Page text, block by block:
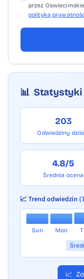
przez
polityką
📊 Statystyki
203
Odwiedziny
4.8/5
Średnia ocena
📈 Trend odwiedzin
Sun Mon
📈